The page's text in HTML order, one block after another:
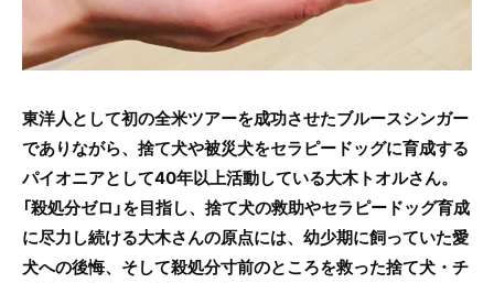
東洋人として初の全米ツアーを成功させたブルースシンガー
でありながら、捨て犬や被災犬をセラピードッグに育成する
パイオニアとして40年以上活動している大木トオルさん。
「殺処分ゼロ」を目指し、捨て犬の救助やセラピードッグ育成
に尽力し続ける大木さんの原点には、幼少期に飼っていた愛
犬への後悔、そして殺処分寸前のところを救った捨て犬・チ